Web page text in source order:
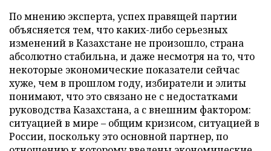
По мнению эксперта, успех правящей партии
объясняется тем, что каких-либо серьезных
изменений в Казахстане не произошло, страна
абсолютно стабильна, и даже несмотря на то, что
некоторые экономические показатели сейчас
хуже, чем в прошлом году, избиратели и элиты
понимают, что это связано не с недостатками
руководства Казахстана, а с внешним фактором:
ситуацией в мире – общим кризисом, ситуацией в
России, поскольку это основной партнер, по